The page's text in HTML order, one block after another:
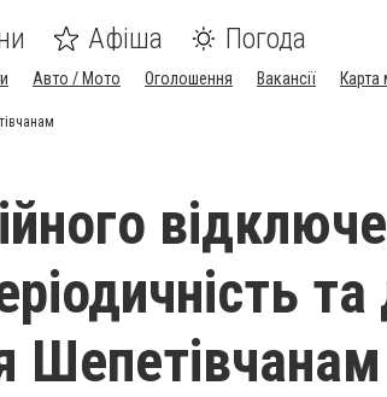
Афіша Погода
Авто / Мото Оголошення Вакансії Карта
Шепетівчанам